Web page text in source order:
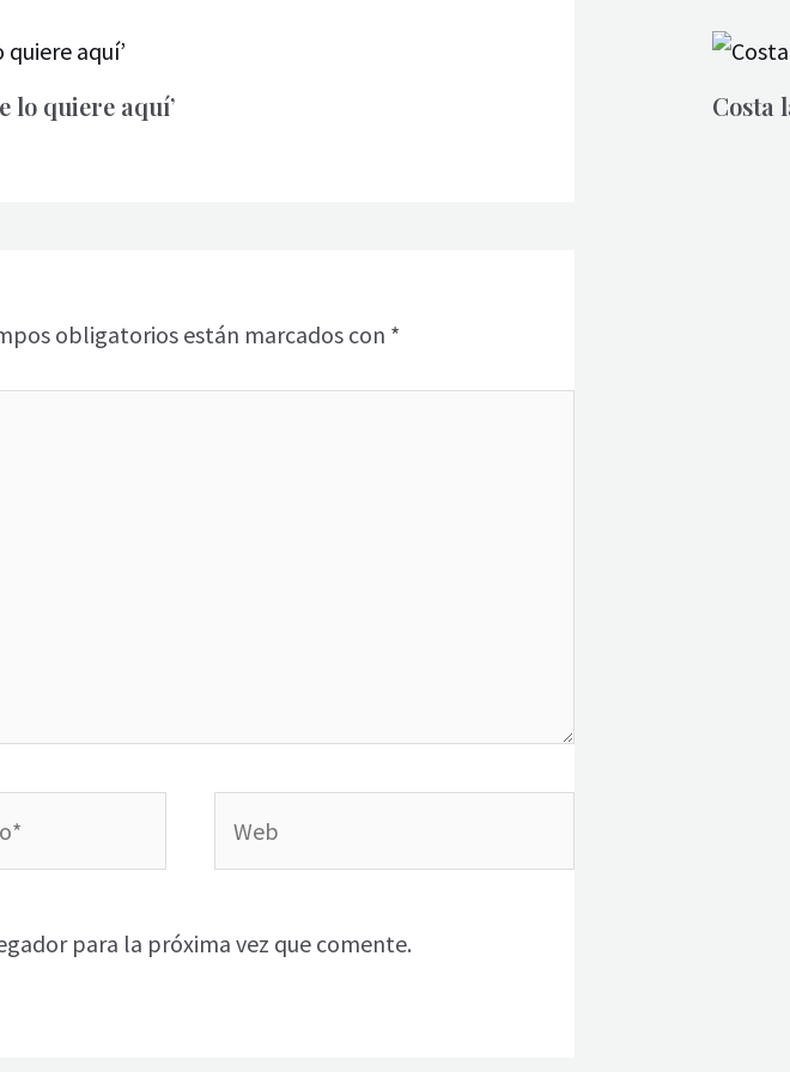
lo quiere aquí’ Costa
obligatorios están marcados con *
para la próxima vez que comente.